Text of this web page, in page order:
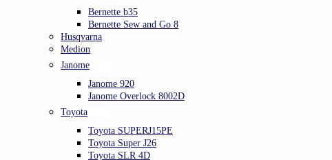
Bernette b35
Bernette Sew and Go 8
Husqvarna
Medion
Janome
Janome 920
Janome Overlock 8002D
Toyota
Toyota SUPERJ15PE
Toyota Super J26
Toyota SLR 4D